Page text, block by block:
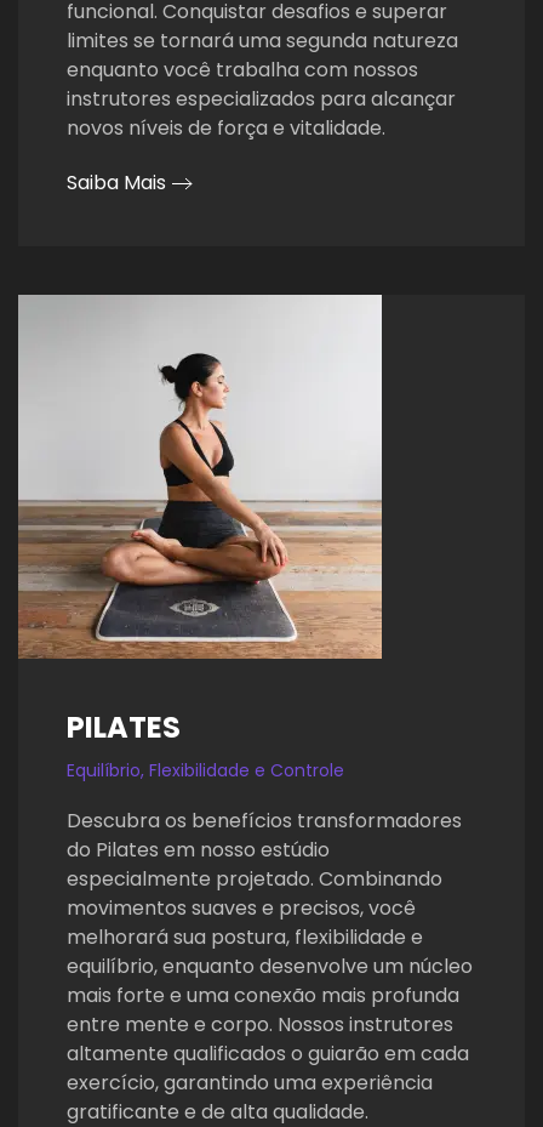
funcional. Conquistar desafios e superar
limites se tornará uma segunda natureza
enquanto você trabalha com nossos
instrutores especializados para alcançar
novos níveis de força e vitalidade.
Saiba Mais
PILATES
Equilíbrio, Flexibilidade e Controle
Descubra os benefícios transformadores
do Pilates em nosso estúdio
especialmente projetado. Combinando
movimentos suaves e precisos, você
melhorará sua postura, flexibilidade e
equilíbrio, enquanto desenvolve um núcleo
mais forte e uma conexão mais profunda
entre mente e corpo. Nossos instrutores
altamente qualificados o guiarão em cada
exercício, garantindo uma experiência
gratificante e de alta qualidade.